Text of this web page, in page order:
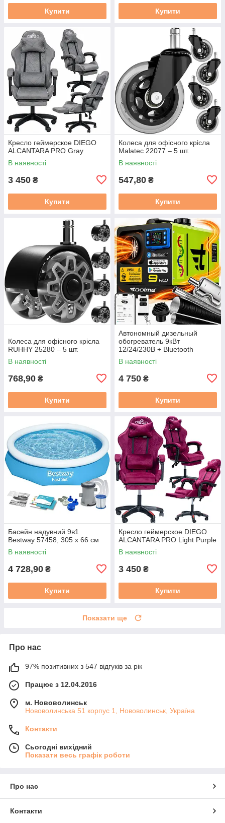
Купити Купити
Кресло геймерское DIEGO
ALCANTARA PRO Gray
В наявності
3 450 ₴
Купити
Колеса для офісного крісла
Malatec 22077 – 5 шт.
В наявності
547,80 ₴
Купити
Колеса для офісного крісла
RUHHY 25280 – 5 шт.
В наявності
768,90 ₴
Купити
Автономный дизельный
обогреватель 9кВт
12/24/230В + Bluetooth
Toolme (Польша)
В наявності
4 750 ₴
Купити
Басейн надувний 9в1
Bestway 57458, 305 x 66 см
В наявності
4 728,90 ₴
Купити
Кресло геймерское DIEGO
ALCANTARA PRO Light Purple
В наявності
3 450 ₴
Купити
Показати ще
Про нас
97% позитивних з 547 відгуків за рік
Працює з 12.04.2016
м. Нововолинськ
Нововолинська 51 корпус 1, Нововолинськ, Україна
Контакти
Сьогодні вихідний
Показати весь графік роботи
Про нас
Контакти